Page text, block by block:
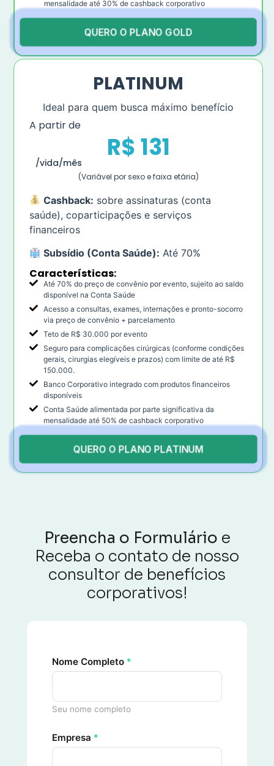
mensalidade até 30% de cashback corporativo
QUERO O PLANO GOLD
PLATINUM
Ideal para quem busca máximo benefício
A partir de
R$ 131
/vida/mês
(Variável por sexo e faixa etária)
Cashback: sobre assinaturas (conta
saúde), coparticipações e serviços
financeiros
Subsídio (Conta Saúde): Até 70%
Características:
Até 70% do preço de convênio por evento, sujeito ao saldo
disponível na Conta Saúde
Acesso a consultas, exames, internações e pronto-socorro
via preço de convênio + parcelamento
Teto de R$ 30.000 por evento
Seguro para complicações cirúrgicas (conforme condições
gerais, cirurgias elegíveis e prazos) com limite de até R$
150.000.
Banco Corporativo integrado com produtos financeiros
disponíveis
Conta Saúde alimentada por parte significativa da
mensalidade até 50% de cashback corporativo
QUERO O PLANO PLATINUM
Preencha o Formulário e
Receba o contato de nosso
consultor de benefícios
corporativos!
Nome Completo *
Seu nome completo
Empresa *
C
a
o
*